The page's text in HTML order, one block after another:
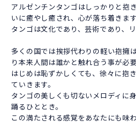
アルゼンチンタンゴはしっかりと抱
いに癒やし癒され、心が落ち着きます
タンゴは文化であり、芸術であり、
多くの国では挨拶代わりの軽い抱擁
り本来人間は誰かと触れ合う事が必
はじめは恥ずかしくても、徐々に抱
ていきます。
タンゴの美しくも切ないメロディに
踊るひととき。
この満たされる感覚をあなたにも味